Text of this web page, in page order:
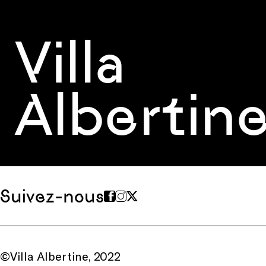
Villa
Suivez-nous
©Villa Albertine, 2022